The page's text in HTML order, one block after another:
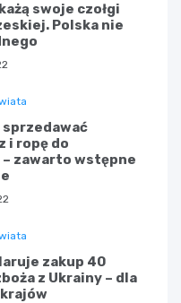
swoje czołgi
Polska nie
sprzedawać
i ropę do
zawarto wstępne
zakup 40
z Ukrainy – dla